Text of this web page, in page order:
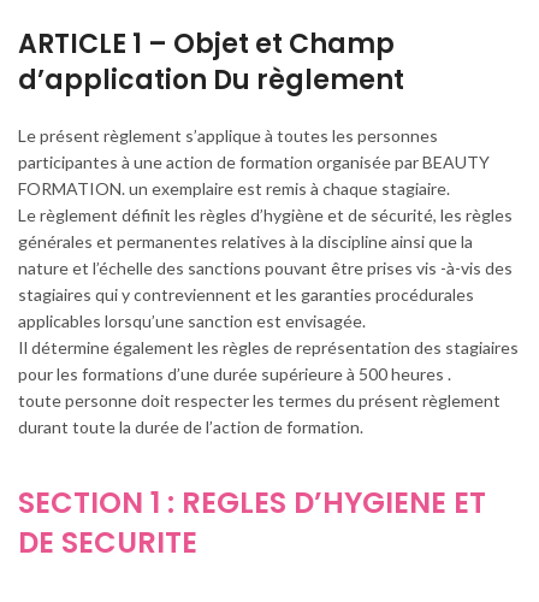
ARTICLE 1 – Objet et Champ
d’application Du règlement
Le présent règlement s’applique à toutes les personnes
participantes à une action de formation organisée par BEAUTY
FORMATION. un exemplaire est remis à chaque stagiaire.
Le règlement définit les règles d’hygiène et de sécurité, les règles
générales et permanentes relatives à la discipline ainsi que la
nature et l’échelle des sanctions pouvant être prises vis -à-vis des
stagiaires qui y contreviennent et les garanties procédurales
applicables lorsqu’une sanction est envisagée.
Il détermine également les règles de représentation des stagiaires
pour les formations d’une durée supérieure à 500 heures .
toute personne doit respecter les termes du présent règlement
durant toute la durée de l’action de formation.
SECTION 1 : REGLES D’HYGIENE ET
DE SECURITE